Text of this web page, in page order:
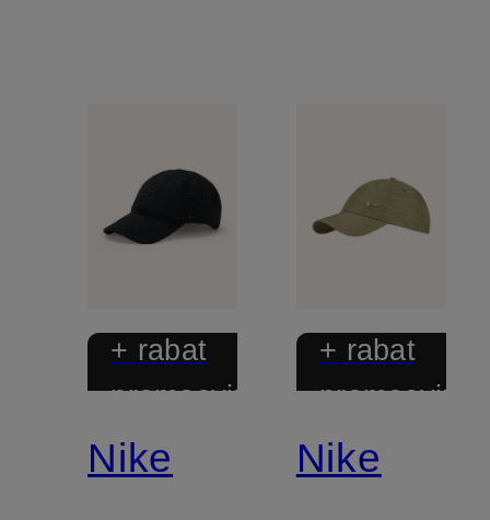
+ rabat
promocyjny
Nike
+ rabat
promocyjny
Nike